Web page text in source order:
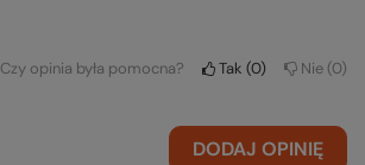
Czy opinia była pomocna? Tak 0 Nie 0
DODAJ OPINIĘ